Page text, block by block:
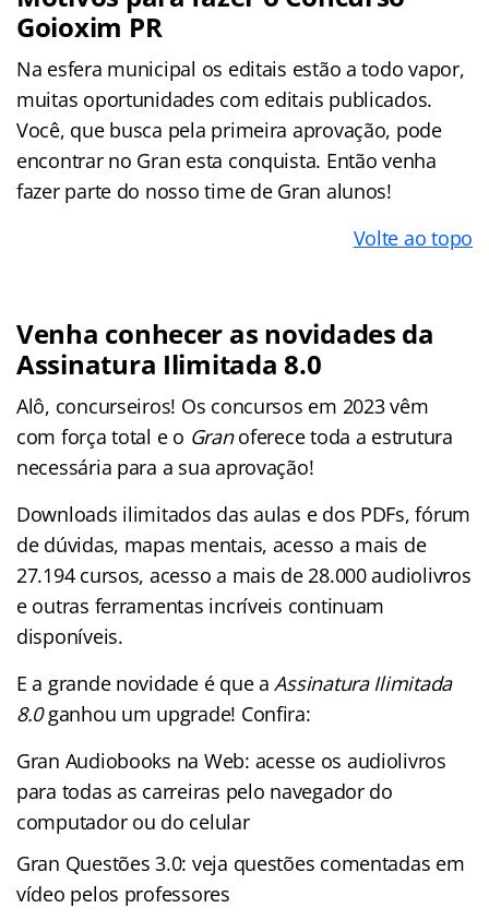
Goioxim PR
Na esfera municipal os editais estão a todo vapor,
muitas oportunidades com editais publicados.
Você, que busca pela primeira aprovação, pode
encontrar no Gran esta conquista. Então venha
fazer parte do nosso time de Gran alunos!
Volte ao topo
Venha conhecer as novidades da
Assinatura Ilimitada 8.0
Alô, concurseiros! Os concursos em 2023 vêm
com força total e o Granoferece toda a estrutura
necessária para a sua aprovação!
Downloads ilimitados das aulas e dos PDFs, fórum
de dúvidas, mapas mentais, acesso a mais de
27.194 cursos, acesso a mais de 28.000 audiolivros
e outras ferramentas incríveis continuam
disponíveis.
E a grande novidade é que aAssinatura Ilimitada
8.0ganhou um upgrade! Confira:
Gran Audiobooks na Web: acesse os audiolivros
para todas as carreiras pelo navegador do
computador ou do celular
Gran Questões 3.0: veja questões comentadas em
vídeo pelos professores